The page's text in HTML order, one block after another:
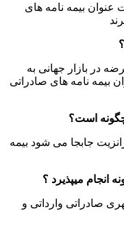
عنوان بیمه نامه های
در بازار جهانی به
بیمه نامه های صادراتی
جابجا می شود بیمه
صادراتی وارداتی و